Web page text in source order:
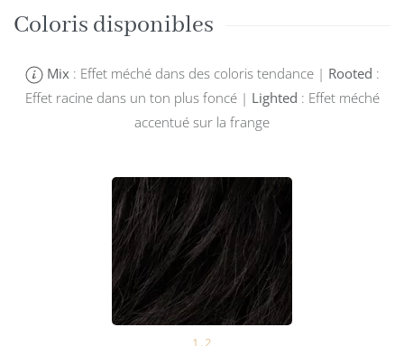
Coloris disponibles
Mix : Effet méché dans des coloris tendance | Rooted :
Effet racine dans un ton plus foncé | Lighted : Effet méché
accentué sur la frange